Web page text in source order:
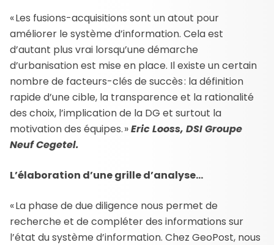
« Les fusions-acquisitions sont un atout pour
améliorer le système d’information. Cela est
d’autant plus vrai lorsqu’une démarche
d’urbanisation est mise en place. Il existe un certain
nombre de facteurs-clés de succès : la définition
rapide d’une cible, la transparence et la rationalité
des choix, l’implication de la DG et surtout la
motivation des équipes. »Eric Looss, DSI Groupe
Neuf Cegetel.
L’élaboration d’une grille d’analyse…
« La phase de due diligence nous permet de
recherche et de compléter des informations sur
l’état du système d’information. Chez GeoPost, nous